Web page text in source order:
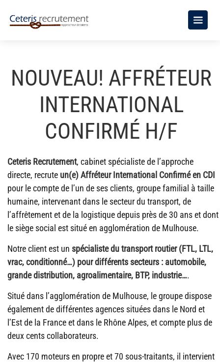
NOUVEAU! AFFRÉTEUR
INTERNATIONAL
CONFIRMÉ H/F
Ceteris Recrutement, cabinet spécialiste de l’approche
directe, recrute un(e) Affréteur International Confirméen CDI
pour le compte de l’un de ses clients, groupe familial à taille
humaine, intervenant dans le secteur du transport, de
l’affrêtement et de la logistique depuis près de 30 ans et dont
le siège social est situé en agglomération de Mulhouse.
Notre client est un spécialiste du transport routier (FTL, LTL,
vrac, conditionné…) pour différents secteurs : automobile,
grande distribution, agroalimentaire, BTP, industrie….
Situé dans l’agglomération de Mulhouse, le groupe dispose
également de différentes agences situées dans le Nord et
l’Est de la France et dans le Rhône Alpes, et compte plus de
deux cents collaborateurs.
Avec 170 moteurs en propre et 70 sous-traitants, il intervient